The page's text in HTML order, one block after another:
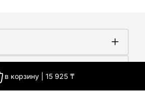
в корзину 15 925 ₸